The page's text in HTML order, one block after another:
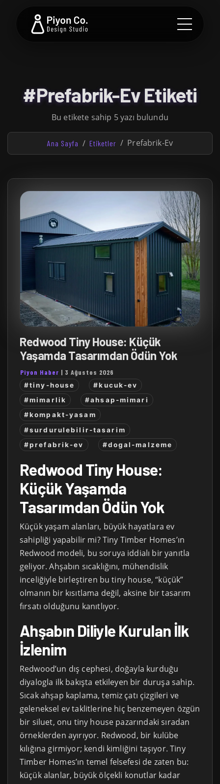
#Prefabrik-Ev Etiketi
Bu etikete sahip 5 yazı bulundu
Ana Sayfa Etiketler Prefabrik-Ev
Redwood Tiny House: Küçük
Yaşamda Tasarımdan Ödün Yok
Piyon Haber | 3 Ağustos 2026
#tiny-house
#kucuk-ev
#mimarlik
#ahsap-mimari
#kompakt-yasam
#surdurulebilir-tasarim
#prefabrik-ev
#dogal-malzeme
Redwood Tiny House:
Küçük Yaşamda
Tasarımdan Ödün Yok
Küçük yaşam alanları, büyük hayatlara ev
sahipliği yapabilir mi? Tiny Timber Homes’ın
Redwood modeli, bu soruya iddialı bir yanıtla
geliyor. Ahşabın sıcaklığını, mühendislik
inceliğiyle birleştiren bu tiny house, “küçük”
olmanın bir kısıtlama değil, aksine bir tasarım
fırsatı olduğunu kanıtlıyor.
Ahşabın Diliyle Kurulan İlk
İzlenim
Redwood’un dış cephesi, doğayla kurduğu
diyalogla ilk bakışta etkileyen bir duruşa sahip.
Sıcak ahşap kaplama, temiz çatı çizgileri ve
geleneksel ev taklitlerine hiç benzemeyen özgün
bir siluet, onu tiny house pazarındaki sıradan
örneklerden ayırıyor. Redwood, bir kulübe
kılığına girmiyor; kendi kimliğini taşıyor. Tiny
Timber Homes’ın temel felsefesi de zaten bu:
küçük alanlar, büyük ölçekli konutlar kadar